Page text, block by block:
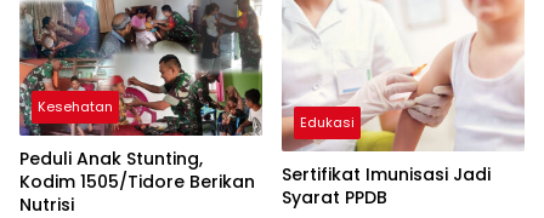
Kesehatan
Peduli Anak Stunting,
Kodim 1505/Tidore Berikan
Nutrisi
Edukasi
Sertifikat Imunisasi Jadi
Syarat PPDB